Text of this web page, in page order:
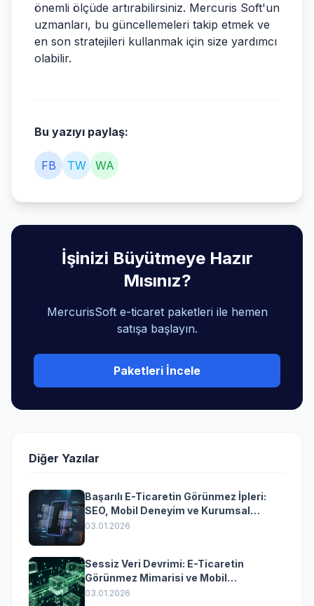
önemli ölçüde artırabilirsiniz. Mercuris Soft'un
uzmanları, bu güncellemeleri takip etmek ve
en son stratejileri kullanmak için size yardımcı
olabilir.
Bu yazıyı paylaş:
FB TW WA
İşinizi Büyütmeye Hazır
Mısınız?
MercurisSoft e-ticaret paketleri ile hemen
satışa başlayın.
Paketleri İncele
Diğer Yazılar
Başarılı E-Ticaretin Görünmez İpleri:
SEO, Mobil Deneyim ve Kurumsal
Yazılımın Kazandıran Senkronizasyonu
03.01.2026
Sessiz Veri Devrimi: E-Ticaretin
Görünmez Mimarisi ve Mobil
Dönüşümün Kurumsal Anahtarı
03.01.2026